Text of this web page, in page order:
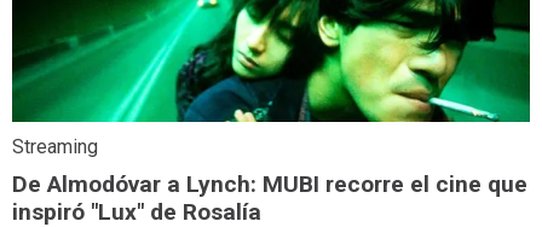
Streaming
De Almodóvar a Lynch: MUBI recorre el cine que
inspiró "Lux" de Rosalía